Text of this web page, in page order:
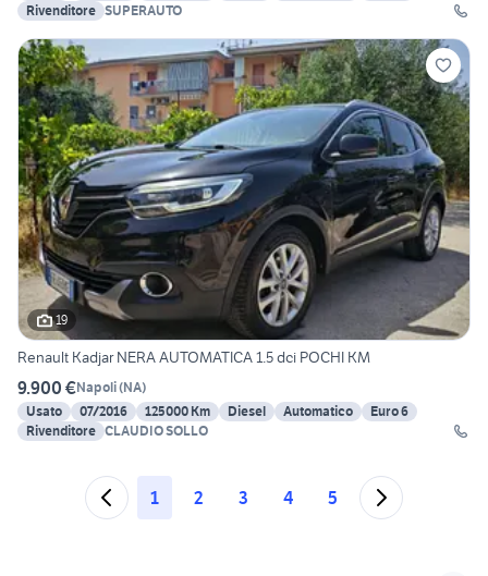
Rivenditore SUPERAUTO
19
Renault Kadjar NERA AUTOMATICA 1.5 dci POCHI KM
9.900 €Napoli(NA)
Usato
07/2016 125000 Km Diesel Automatico
Euro 6
Rivenditore CLAUDIO SOLLO
1 2 3 4 5